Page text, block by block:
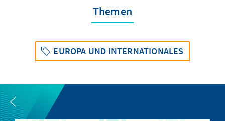
Themen
EUROPA UND INTERNATIONALES